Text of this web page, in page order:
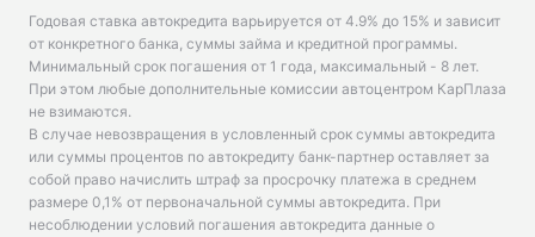
Годовая ставка автокредита варьируется от 4.9% до 15% и зависит
от конкретного банка, суммы займа и кредитной программы.
Минимальный срок погашения от 1 года, максимальный - 8 лет.
При этом любые дополнительные комиссии автоцентром КарПлаза
не взимаются.
В случае невозвращения в условленный срок суммы автокредита
или суммы процентов по автокредиту банк-партнер оставляет за
собой право начислить штраф за просрочку платежа в среднем
размере 0,1% от первоначальной суммы автокредита. При
несоблюдении условий погашения автокредита данные о